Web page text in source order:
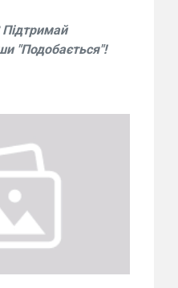
"Подобається"!